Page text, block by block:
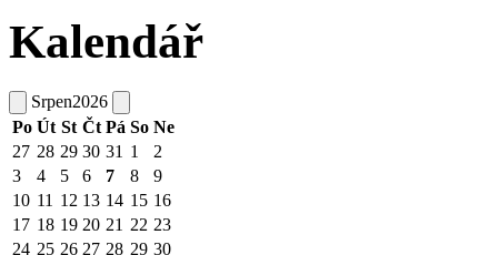
Kalendář
Srpen2026
Po Út St Čt Pá So Ne
27 28 29 30 31 1
2
3
4 5 6 7 8
9
10 11 12 13 14 15 16
17 18 19 20 21 22 23
24 25 26 27 28 29 30